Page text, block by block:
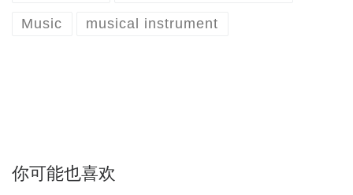
Music musical instrument
你可能也喜欢